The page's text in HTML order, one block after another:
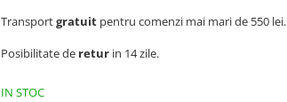
Transportgratuit pentru comenzi mai mari de 550 lei.
Posibilitate de retur in 14 zile.
IN STOC